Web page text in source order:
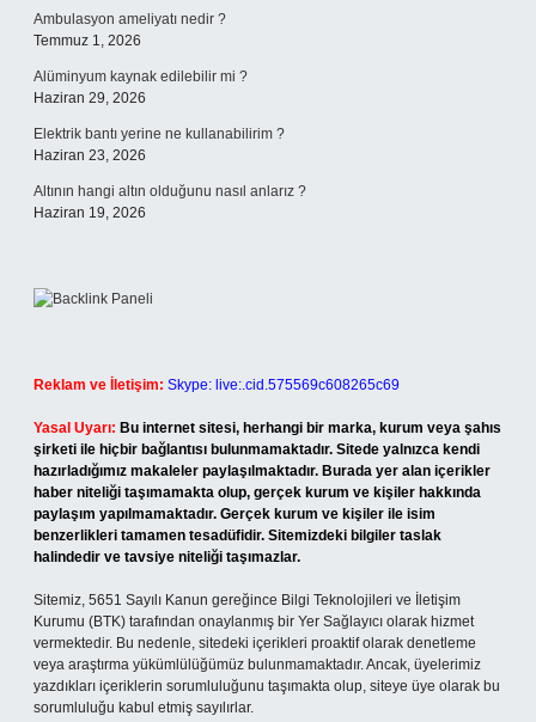
Ambulasyon ameliyatı nedir ?
Temmuz 1, 2026
Alüminyum kaynak edilebilir mi ?
Haziran 29, 2026
Elektrik bantı yerine ne kullanabilirim ?
Haziran 23, 2026
Altının hangi altın olduğunu nasıl anlarız ?
Haziran 19, 2026
Reklam ve İletişim: Skype: live:.cid.575569c608265c69
Yasal Uyarı: Bu internet sitesi, herhangi bir marka, kurum veya şahıs
şirketi ile hiçbir bağlantısı bulunmamaktadır. Sitede yalnızca kendi
hazırladığımız makaleler paylaşılmaktadır. Burada yer alan içerikler
haber niteliği taşımamakta olup, gerçek kurum ve kişiler hakkında
paylaşım yapılmamaktadır. Gerçek kurum ve kişiler ile isim
benzerlikleri tamamen tesadüfidir. Sitemizdeki bilgiler taslak
halindedir ve tavsiye niteliği taşımazlar.
Sitemiz, 5651 Sayılı Kanun gereğince Bilgi Teknolojileri ve İletişim
Kurumu (BTK) tarafından onaylanmış bir Yer Sağlayıcı olarak hizmet
vermektedir. Bu nedenle, sitedeki içerikleri proaktif olarak denetleme
veya araştırma yükümlülüğümüz bulunmamaktadır. Ancak, üyelerimiz
yazdıkları içeriklerin sorumluluğunu taşımakta olup, siteye üye olarak bu
sorumluluğu kabul etmiş sayılırlar.